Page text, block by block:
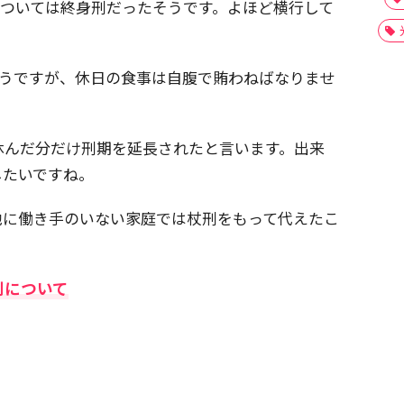
いては終身刑だったそうです。よほど横行して
ですが、休日の食事は自腹で賄わねばなりませ
だ分だけ刑期を延長されたと言います。出来
いですね。
働き手のいない家庭では杖刑をもって代えたこ
ついて